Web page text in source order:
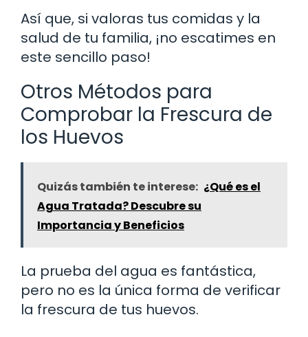
Así que, si valoras tus comidas y la
salud de tu familia, ¡no escatimes en
este sencillo paso!
Otros Métodos para
Comprobar la Frescura de
los Huevos
Quizás también te interese: ¿Qué es el
Agua Tratada? Descubre su
Importancia y Beneficios
La prueba del agua es fantástica,
pero no es la única forma de verificar
la frescura de tus huevos.